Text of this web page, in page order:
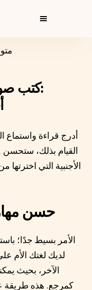
كتب صوتية للمستوى المتوسط:
أدرج قراءة واستماع
القيام بذلك، ستحسن
حسن
الأمر بسيط جدًا؛
لديك لغتك الأم
الآخر، بحيث
كمرجع. هذه طريقة